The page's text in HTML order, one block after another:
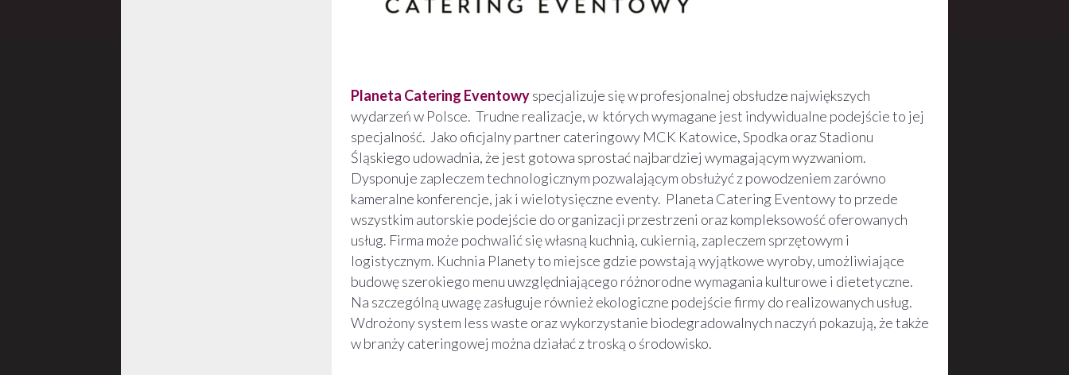
Planeta Catering Eventowyspecjalizuje się w profesjonalnej obsłudze największych
wydarzeń w Polsce. Trudne realizacje, w których wymagane jest indywidualne podejście to jej
specjalność. Jako oficjalny partner cateringowy MCK Katowice, Spodka oraz Stadionu
Śląskiego udowadnia, że jest gotowa sprostać najbardziej wymagającym wyzwaniom.
Dysponuje zapleczem technologicznym pozwalającym obsłużyć z powodzeniem zarówno
kameralne konferencje, jak i wielotysięczne eventy. Planeta Catering Eventowy to przede
wszystkim autorskie podejście do organizacji przestrzeni oraz kompleksowość oferowanych
usług. Firma może pochwalić się własną kuchnią, cukiernią, zapleczem sprzętowym i
logistycznym. Kuchnia Planety to miejsce gdzie powstają wyjątkowe wyroby, umożliwiające
budowę szerokiego menu uwzględniającego różnorodne wymagania kulturowe i dietetyczne.
Na szczególną uwagę zasługuje również ekologiczne podejście firmy do realizowanych usług.
Wdrożony system less waste oraz wykorzystanie biodegradowalnych naczyń pokazują, że także
w branży cateringowej można działać z troską o środowisko.